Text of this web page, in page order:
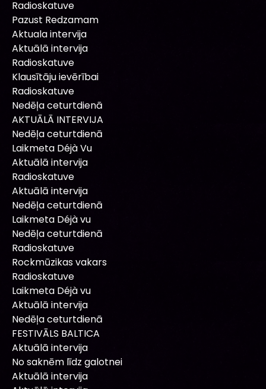
Radioskatuve
Pazust Redzamam
Aktuala intervija
Aktuālā intervija
Radioskatuve
Klausītāju ievērībai
Radioskatuve
Nedēļa ceturtdienā
AKTUĀLĀ INTERVIJA
Nedēļa ceturtdienā
Laikmeta Déjà Vu
Aktuālā intervija
Radioskatuve
Aktuālā intervija
Nedēļa ceturtdienā
Laikmeta Déjà vu
Nedēļa ceturtdienā
Radioskatuve
Rockmūzikas vakars
Radioskatuve
Laikmeta Déjà vu
Aktuālā intervija
Nedēļa ceturtdienā
FESTIVĀLS BALTICA
Aktuālā intervija
No saknēm līdz galotnei
Aktuālā intervija